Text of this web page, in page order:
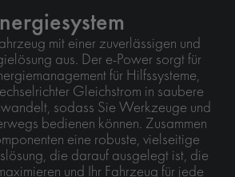
mit einer zuverlässigen und
aus. Der e-Power sorgt für
für Hilfssysteme,
Gleichstrom in saubere
sodass Sie Werkzeuge und
bedienen können. Zusammen
eine robuste, vielseitige
die darauf ausgelegt ist, die
und Ihr Fahrzeug für jede